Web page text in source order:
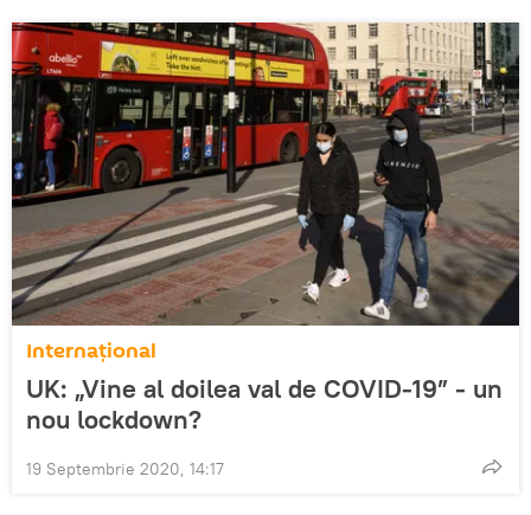
Internaţional
UK: „Vine al doilea val de COVID-19” - un
nou lockdown?
19 Septembrie 2020, 14:17